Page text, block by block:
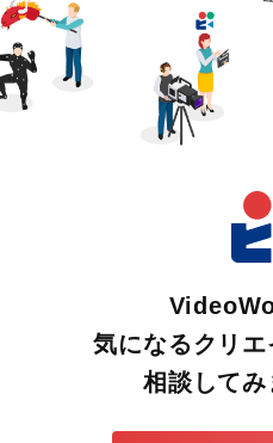
気になるクリ
相談してみ